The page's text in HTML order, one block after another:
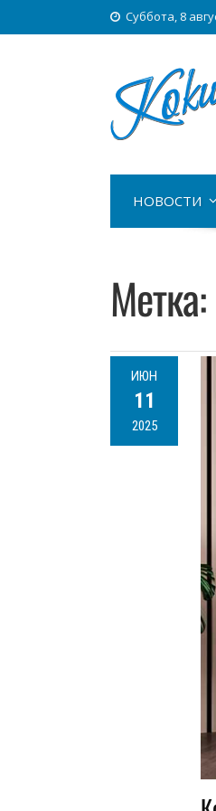
Суббота, 8
НОВОСТИ
Метка:
ИЮН
11
2025